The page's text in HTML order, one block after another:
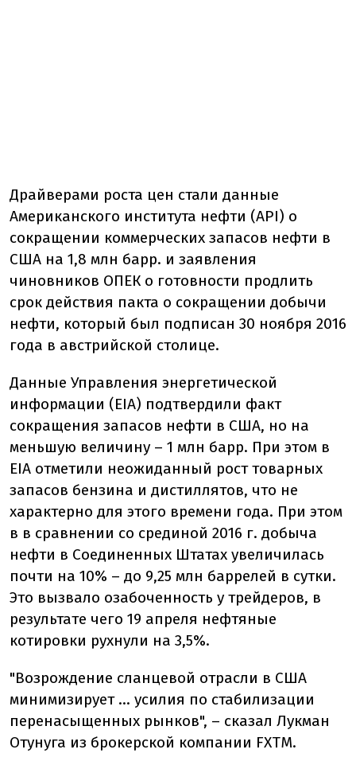
Драйверами роста цен стали данные
Американского института нефти (API) о
сокращении коммерческих запасов нефти в
США на 1,8 млн барр. и заявления
чиновников ОПЕК о готовности продлить
срок действия пакта о сокращении добычи
нефти, который был подписан 30 ноября 2016
года в австрийской столице.
Данные Управления энергетической
информации (EIA) подтвердили факт
сокращения запасов нефти в США, но на
меньшую величину – 1 млн барр. При этом в
EIA отметили неожиданный рост товарных
запасов бензина и дистиллятов, что не
характерно для этого времени года. При этом
в в сравнении со срединой 2016 г. добыча
нефти в Соединенных Штатах увеличилась
почти на 10% – до 9,25 млн баррелей в сутки.
Это вызвало озабоченность у трейдеров, в
результате чего 19 апреля нефтяные
котировки рухнули на 3,5%.
"Возрождение сланцевой отрасли в США
минимизирует ... усилия по стабилизации
перенасыщенных рынков", – сказал Лукман
Отунуга из брокерской компании FXTM.